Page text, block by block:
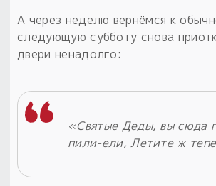
А через неделю вернёмся к
следующую субботу снова
двери ненадолго:
«Святые Деды, вы сюда
пили-ели, Летите ж